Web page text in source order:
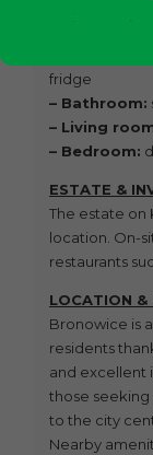
fridge
– Bathroom:
– Living
– Bedroom:
ESTATE &
The estate on
location. On-
restaurants
LOCATION &
Bronowice is
residents
and excellent
those
to the city
Nearby